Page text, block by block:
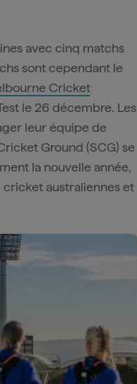
avec cinq matchs
sont cependant le
Cricket
le 26 décembre. Les
leur équipe de
Ground (SCG) se
la nouvelle année,
cricket australiennes et